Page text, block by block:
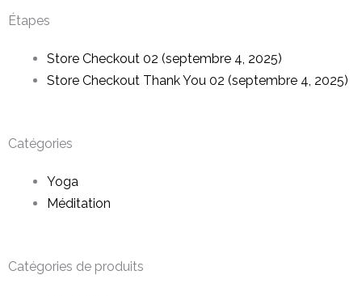
Étapes
Store Checkout 02 (septembre 4, 2025)
Store Checkout Thank You 02 (septembre 4, 2025)
Catégories
Yoga
Méditation
Catégories de produits